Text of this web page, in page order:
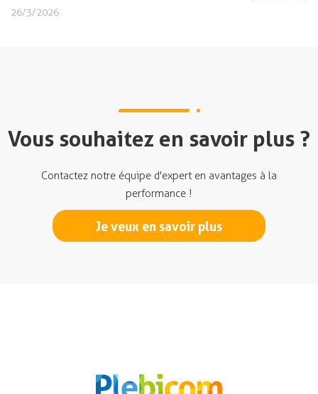
26/3/2026
Vous souhaitez en savoir plus ?
Contactez notre équipe d'expert en avantages à la
performance !
Je veux en savoir plus